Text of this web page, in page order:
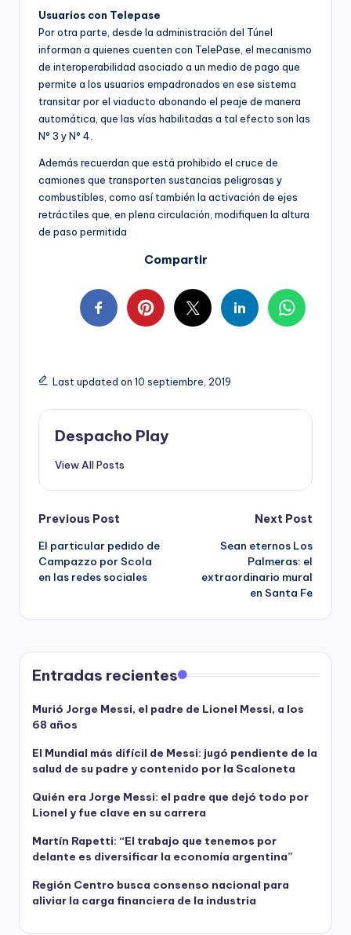
Usuarios con Telepase
Por otra parte, desde la administración del Túnel
informan a quienes cuenten con TelePase, el mecanismo
de interoperabilidad asociado a un medio de pago que
permite a los usuarios empadronados en ese sistema
transitar por el viaducto abonando el peaje de manera
automática, que las vías habilitadas a tal efecto son las
N° 3 y N° 4.
Además recuerdan que está prohibido el cruce de
camiones que transporten sustancias peligrosas y
combustibles, como así también la activación de ejes
retráctiles que, en plena circulación, modifiquen la altura
de paso permitida
Compartir
Last updated on 10 septiembre, 2019
Despacho Play
View All Posts
Post
navigation
Previous Post
El particular pedido de
Campazzo por Scola
en las redes sociales
Next Post
Sean eternos Los
Palmeras: el
extraordinario mural
en Santa Fe
Entradas recientes
Murió Jorge Messi, el padre de Lionel Messi, a los
68 años
El Mundial más difícil de Messi: jugó pendiente de la
salud de su padre y contenido por la Scaloneta
Quién era Jorge Messi: el padre que dejó todo por
Lionel y fue clave en su carrera
Martín Rapetti: “El trabajo que tenemos por
delante es diversificar la economía argentina”
Región Centro busca consenso nacional para
aliviar la carga financiera de la industria